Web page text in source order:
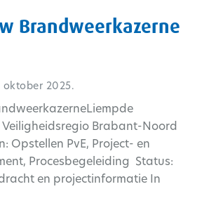
Brandweerkazerne
oktober 2025.
Brabant-Noord
Opstellen PvE, Project- en
Procesbegeleiding Status:
en projectinformatie In